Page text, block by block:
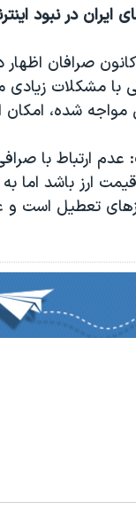
ایران در نبود
صرافان
با مشکلات
شده، امکان
ارتباط با
ارز باشد
تعطیل است